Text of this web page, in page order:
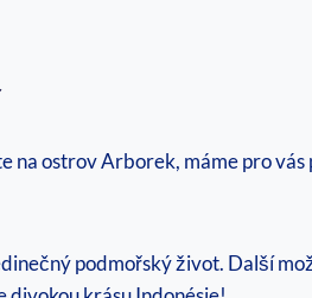
na ostrov Arborek, máme pro vás
podmořský život. Další